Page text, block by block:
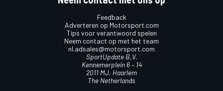
Feedback
Adverteren op Motorsport.com
Tips voor verantwoord spelen
Neem contact op met het team
nl.adsales@motorsport.com
SportUpdate B.V.
Kennemerplein 6 – 14
2011 MJ, Haarlem
The Netherlands